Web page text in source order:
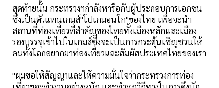
สุดท้ายนั้น กระทรวงฯกำลังหารือกับผู้ประกอบการเอกชน
ซึ่งเป็นตัวแทนเกมส์"โปเกมอนโก"ของไทย เพื่อจะนำ
สถานที่ท่องเที่ยวที่สำคัญของไทยทั้งเมืองหลักและเมือง
รองบรรจุเข้าไปในเกมส์ซึ่งจะเป็นการกระตุ้นเชิญชวนให้
คนทั้งโลกอยากมาท่องเที่ยวและสัมผัสประเทศไทยของเรา
"ผมขอให้สัญญาและให้ความมั่นใจว่ากระทรวงการท่อง